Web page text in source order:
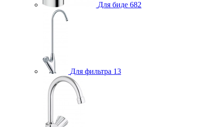
Для биде 682
Для фильтра 13